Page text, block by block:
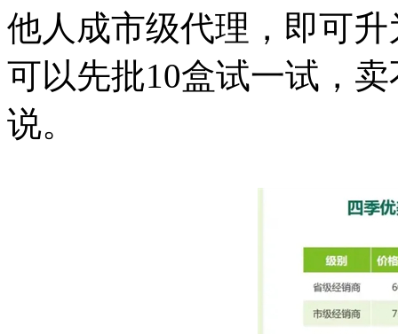
他人成市级代理，即可
可以先批10盒试一试，
说。